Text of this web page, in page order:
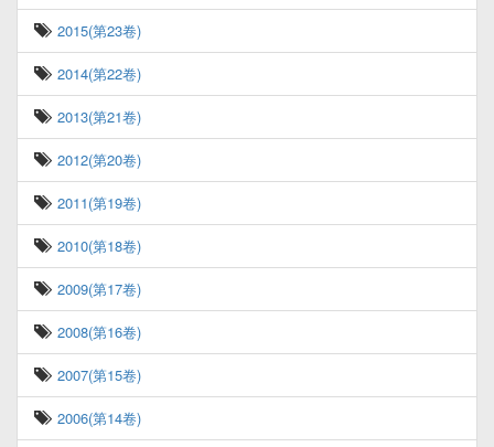
2015(第23卷)
2014(第22卷)
2013(第21卷)
2012(第20卷)
2011(第19卷)
2010(第18卷)
2009(第17卷)
2008(第16卷)
2007(第15卷)
2006(第14卷)